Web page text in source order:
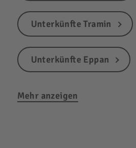
Unterkünfte Tramin
Unterkünfte Eppan
Mehr anzeigen